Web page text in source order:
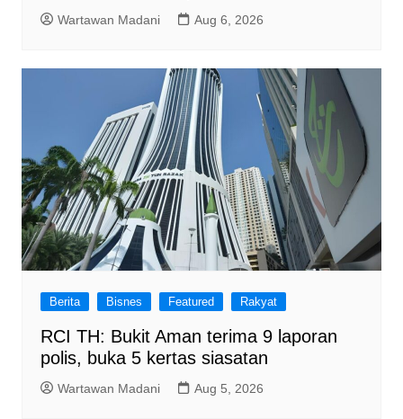
Wartawan Madani Aug 6, 2026
Berita Bisnes Featured Rakyat
RCI TH: Bukit Aman terima 9 laporan
polis, buka 5 kertas siasatan
Wartawan Madani Aug 5, 2026